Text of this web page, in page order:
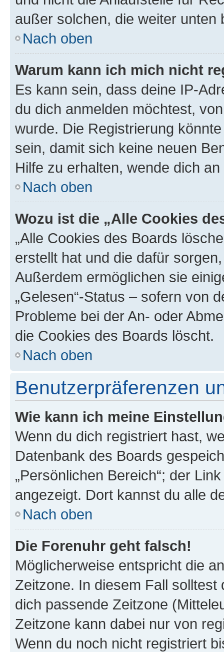
außer solchen, die weiter unten
Nach oben
Warum kann ich mich nicht
Es kann sein, dass deine IP-
du dich anmelden möchtest,
wurde. Die Registrierung
sein, damit sich keine neuen
Hilfe zu erhalten, wende dich
Nach oben
Wozu ist die „Alle Cookies
„Alle Cookies des Boards
erstellt hat und die dafür
Außerdem ermöglichen sie
„Gelesen“-Status – sofern von
Probleme bei der An- oder
die Cookies des Boards löscht.
Nach oben
Benutzerpräferenzen
Wie kann ich meine
Wenn du dich registriert hast,
Datenbank des Boards
„Persönlichen Bereich“; der
angezeigt. Dort kannst du alle
Nach oben
Die Forenuhr geht falsch!
Möglicherweise entspricht die
Zeitzone. In diesem Fall solltest
dich passende Zeitzone
Zeitzone kann dabei nur von
Wenn du noch nicht registriert